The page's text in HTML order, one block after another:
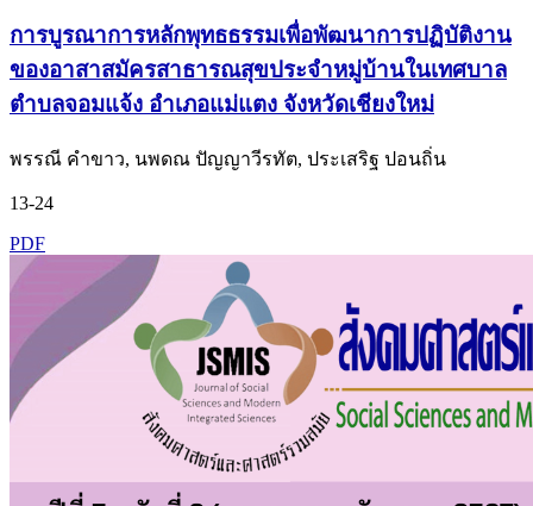
การบูรณาการหลักพุทธธรรมเพื่อพัฒนาการปฏิบัติงาน
ของอาสาสมัครสาธารณสุขประจำหมู่บ้านในเทศบาล
ตำบลจอมแจ้ง อำเภอแม่แตง จังหวัดเชียงใหม่
พรรณี คำขาว, นพดณ ปัญญาวีรทัต, ประเสริฐ ปอนถิ่น
13-24
PDF